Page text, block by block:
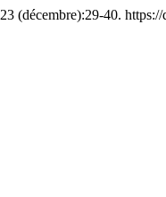
23 (décembre):29-40.